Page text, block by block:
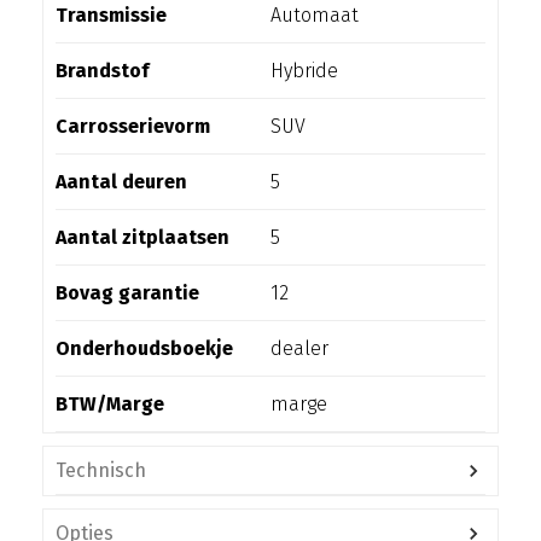
Transmissie Automaat
Brandstof Hybride
Carrosserievorm SUV
Aantal deuren 5
Aantal zitplaatsen 5
Bovag garantie 12
Onderhoudsboekje dealer
BTW/Marge marge
Technisch
Opties